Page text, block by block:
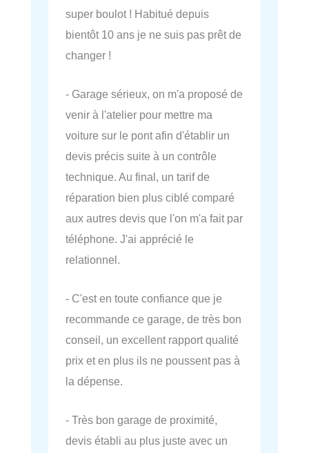
super boulot ! Habitué depuis
bientôt 10 ans je ne suis pas prêt de
changer !
- Garage sérieux, on m'a proposé de
venir à l'atelier pour mettre ma
voiture sur le pont afin d'établir un
devis précis suite à un contrôle
technique. Au final, un tarif de
réparation bien plus ciblé comparé
aux autres devis que l'on m'a fait par
téléphone. J'ai apprécié le
relationnel.
- C'est en toute confiance que je
recommande ce garage, de très bon
conseil, un excellent rapport qualité
prix et en plus ils ne poussent pas à
la dépense.
- Très bon garage de proximité,
devis établi au plus juste avec un